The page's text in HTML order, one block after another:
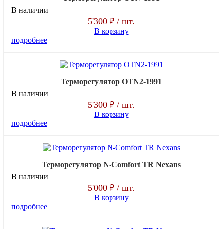
В наличии
5'300 ₽ / шт.
В корзину
подробнее
Терморегулятор OTN2-1991
В наличии
5'300 ₽ / шт.
В корзину
подробнее
Терморегулятор N-Comfort TR Nexans
В наличии
5'000 ₽ / шт.
В корзину
подробнее